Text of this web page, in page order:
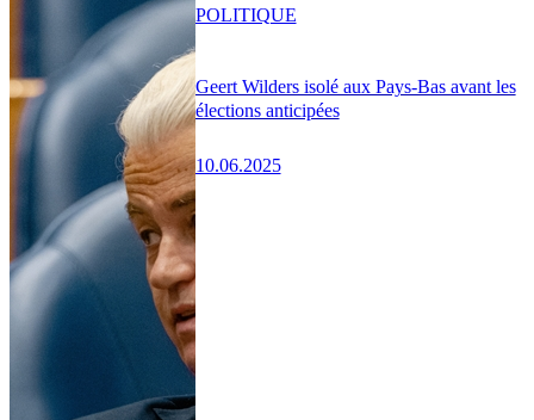
Geert Wilders isolé aux Pays-Bas avant les
élections anticipées
10.06.2025
POLITIQUE